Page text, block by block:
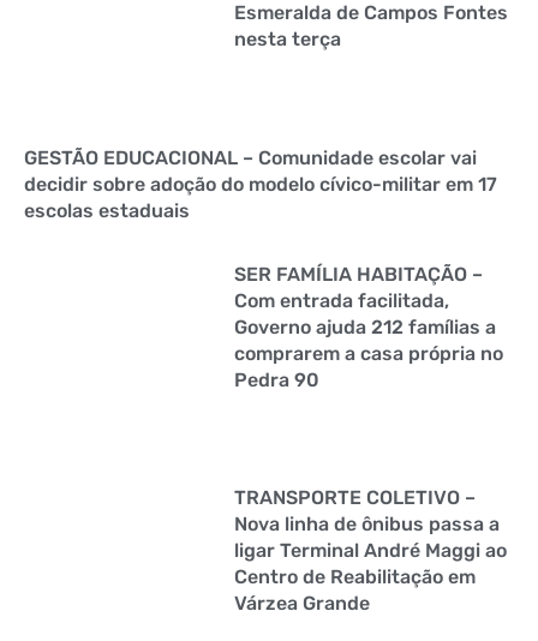
Esmeralda de Campos Fontes
nesta terça
GESTÃO EDUCACIONAL – Comunidade escolar vai
decidir sobre adoção do modelo cívico-militar em 17
escolas estaduais
SER FAMÍLIA HABITAÇÃO –
Com entrada facilitada,
Governo ajuda 212 famílias a
comprarem a casa própria no
Pedra 90
TRANSPORTE COLETIVO –
Nova linha de ônibus passa a
ligar Terminal André Maggi ao
Centro de Reabilitação em
Várzea Grande